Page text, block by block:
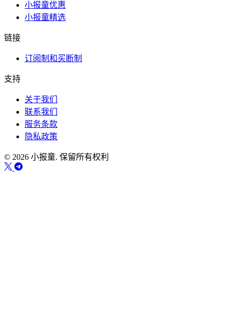
小报童优惠
小报童精选
链接
订阅制和买断制
支持
关于我们
联系我们
服务条款
隐私政策
© 2026 小报童. 保留所有权利